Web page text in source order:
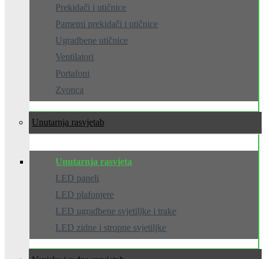
Prekidači i utičnice
Pametni prekidači i utičnice
Ugradbene utičnice
Ventilatori
Portafoni
Zvonca
Unutarnja rasvjeta
Unutarnja rasvjeta
LED paneli
LED plafonjere
LED ugradbene svjetiljke i trake
LED zidne i stropne svjetiljke